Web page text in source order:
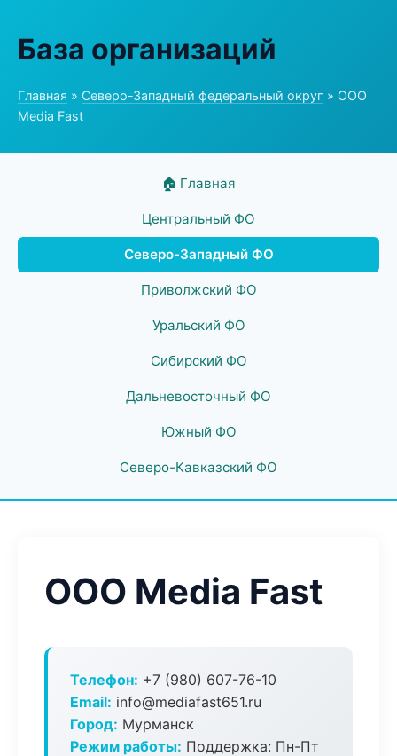
База организаций
Главная » Северо-Западный федеральный округ » ООО
Media Fast
🏠 Главная
Центральный ФО
Северо-Западный ФО
Приволжский ФО
Уральский ФО
Сибирский ФО
Дальневосточный ФО
Южный ФО
Северо-Кавказский ФО
ООО Media Fast
Телефон: +7 (980) 607-76-10
Email: info@mediafast651.ru
Город: Мурманск
Режим работы: Поддержка: Пн-Пт